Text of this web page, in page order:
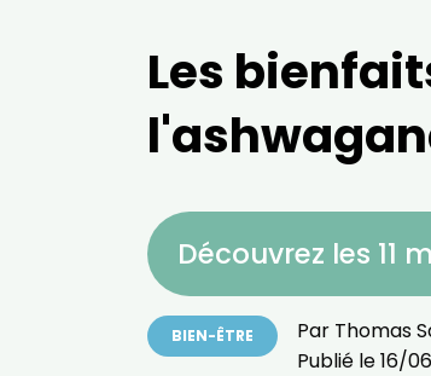
Les
Découvrez les 11
BIEN-ÊTRE Par Thomas
Publié le16/